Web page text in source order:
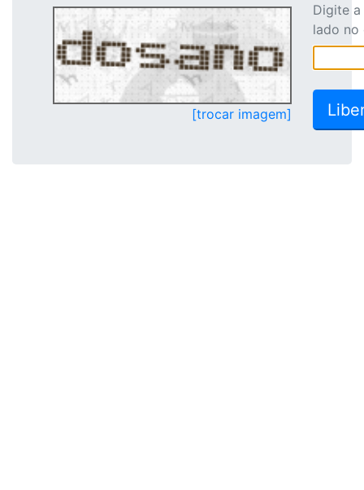
[trocar imagem]
Digite
lado no